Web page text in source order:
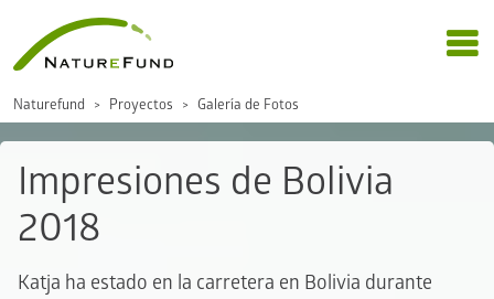
Naturefund Proyectos Galería de Fotos
Impresiones de Bolivia
2018
Katja ha estado en la carretera en Bolivia durante